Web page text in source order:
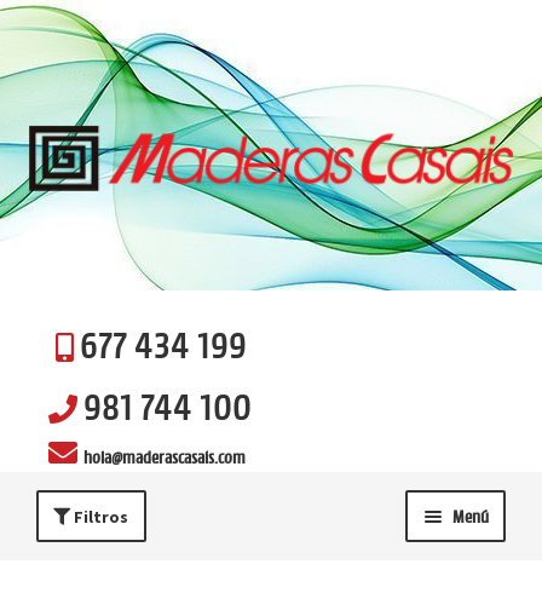
a
navegación
al
contenido
Menú
677 434 199
981 744 100
hola@maderascasais.com
Filtros